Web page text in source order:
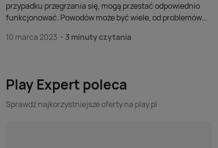
przypadku przegrzania się, mogą przestać odpowiednio
funkcjonować. Powodów może być wiele, od problemów
Korzystanie z aplikacji, internetu czy nawet nieoptymalne
10 marca 2023 3 minuty czytania
Play Expert poleca
Sprawdź najkorzystniejsze oferty na play.pl